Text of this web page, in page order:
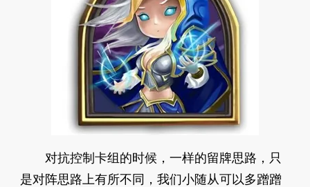
对抗控制卡组的时候，一样的留牌思路，只
是对阵思路上有所不同，我们小随从可以多蹭蹭